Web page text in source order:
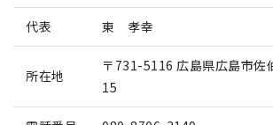
代表 東 孝幸
所在地
〒731-5116 広島県広島市佐
15